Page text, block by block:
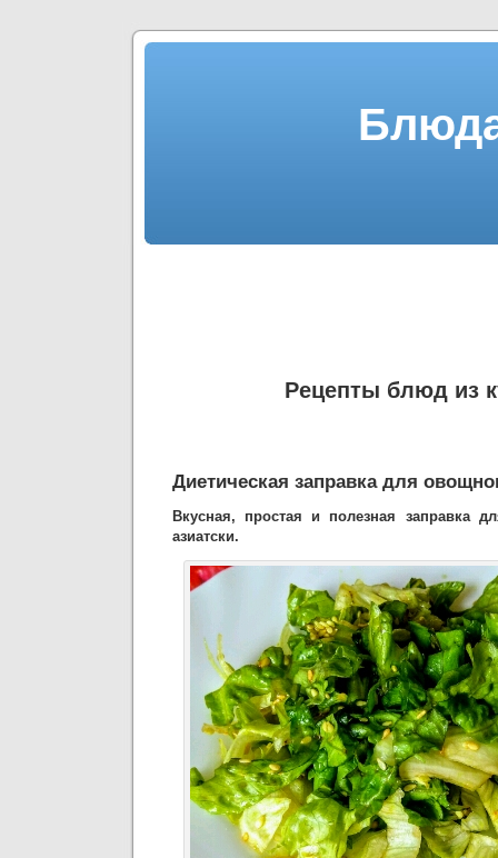
Рецепты блюд из
Диетическая заправка для
Вкусная, простая и полезная заправка
азиатски.